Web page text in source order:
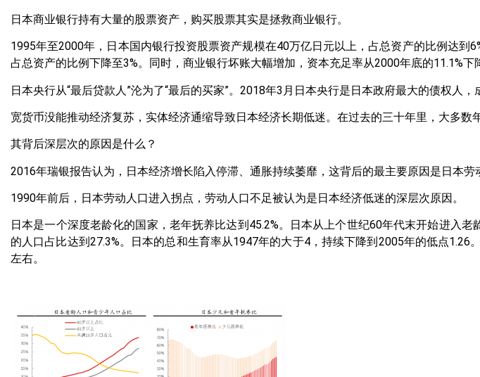
日本商业银行持有大量的股票资产，购买股票其实是拯救商业银行。
1995年至2000年，日本国内银行投资股票资产规模在40万亿日元以上，占总资产的比例达到
占总资产的比例下降至3%。同时，商业银行坏账大幅增加，资本充足率从2000年底的11.1%下
日本央行从“最后贷款人”沦为了“最后的买家”。2018年3月日本央行是日本政府最大的债权人，
宽货币没能推动经济复苏，实体经济通缩导致日本经济长期低迷。在过去的三十年里，大多数
其背后深层次的原因是什么？
2016年瑞银报告认为，日本经济增长陷入停滞、通胀持续萎靡，这背后的最主要原因是日本劳
1990年前后，日本劳动人口进入拐点，劳动人口不足被认为是日本经济低迷的深层次原因。
日本是一个深度老龄化的国家，老年抚养比达到45.2%。日本从上个世纪60年代末开始进入
的人口占比达到27.3%。日本的总和生育率从1947年的大于4，持续下降到2005年的低点1.26
左右。